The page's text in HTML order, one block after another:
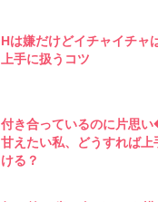
Hは嫌だけどイチャイチャ
上手に扱うコツ
付き合っているのに片思
甘えたい私、どうすれば上
ける？